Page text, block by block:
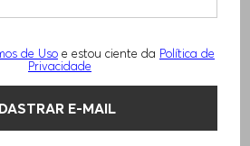
de Uso e estou ciente da Política de
Privacidade
E-MAIL
Informações do Tamanho
Tabela de Tamanhos
AO CARRINHO